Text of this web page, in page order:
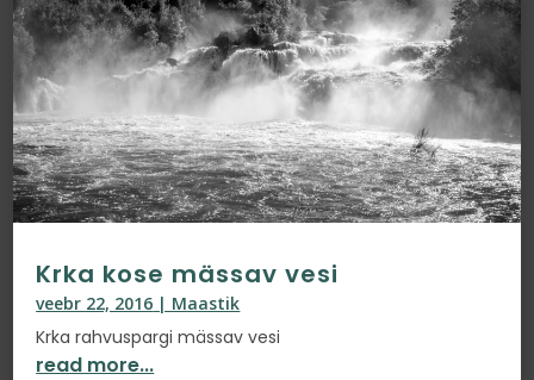
Krka kose mässav vesi
veebr 22, 2016 | Maastik
Krka rahvuspargi mässav vesi
read more...